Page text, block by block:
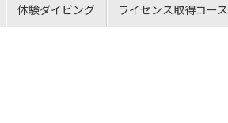
体験ダイビング ライセンス取得コース